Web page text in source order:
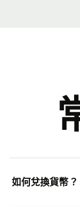
如何兌換貨幣？